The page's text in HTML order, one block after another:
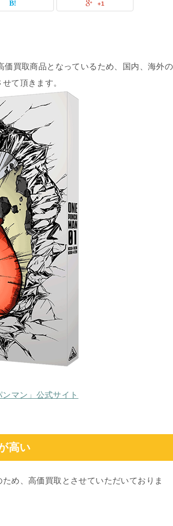
+1
買取商品となっているため、国内、海外の
て頂きます。
マン」公式サイト
高い
め、高価買取とさせていただいておりま